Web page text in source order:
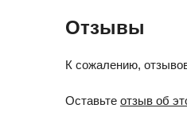
Отзывы
К сожалению,
Оставьте отзыв об